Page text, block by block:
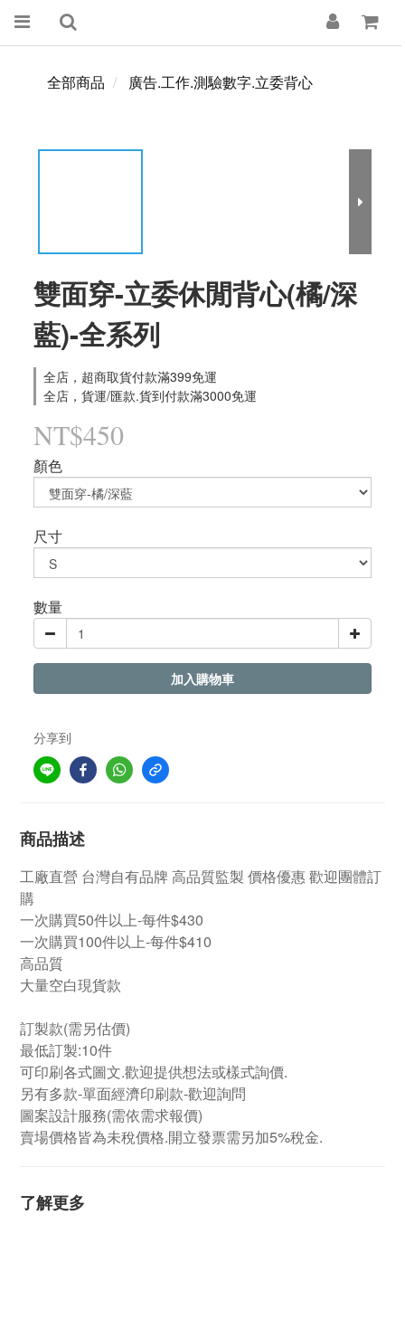
全部商品 廣告.工作.測驗數字.立委背心
雙面穿-立委休閒背心(橘/深
藍)-全系列
全店，超商取貨付款滿399免運
全店，貨運/匯款.貨到付款滿3000免運
NT$450
顏色
尺寸
數量
加入購物車
分享到
商品描述
工廠直營 台灣自有品牌 高品質監製 價格優惠 歡迎團體訂
購
一次購買50件以上-每件$430
一次購買100件以上-每件$410
高品質
大量空白現貨款
訂製款(需另估價)
最低訂製:10件
可印刷各式圖文.歡迎提供想法或樣式詢價.
另有多款-單面經濟印刷款-歡迎詢問
圖案設計服務(需依需求報價)
賣場價格皆為未稅價格.開立發票需另加5%稅金.
了解更多